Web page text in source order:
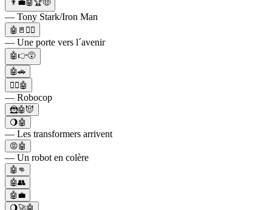
👨‍💼🤖🏆🤑
— Tony Stark/Iron Man
🤖🚪🚶‍♂️
— Une porte vers l´avenir
🤖👉😵
🤖🚗
👮‍♂️🤖
— Robocop
🦹🤖😈
🌖🤖
— Les transformers arrivent
😡🤖
— Un robot en colère
🤖👊
🤖👥
🤖💼
🌖🚀🤖